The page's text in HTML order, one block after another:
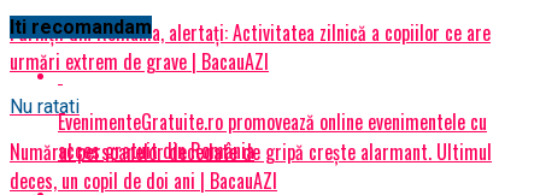
Părinții din România, alertați: Activitatea zilnică a copiilor ce are
urmări extrem de grave | BacauAZI
Nu ratati
Numărul persoanelor decedate de gripă crește alarmant. Ultimul
deces, un copil de doi ani | BacauAZI
Iti recomandam
EvenimenteGratuite.ro promovează online evenimentele cu
acces gratuit din România